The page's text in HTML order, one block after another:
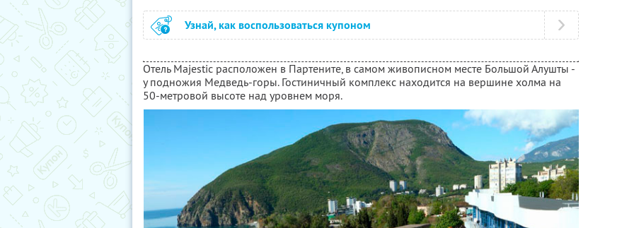
Узнай, как воспользоваться купоном
Отель Majestic расположен в Партените, в самом живописном месте Большой Алушты -
у подножия Медведь-горы. Гостиничный комплекс находится на вершине холма на
50-метровой высоте над уровнем моря.